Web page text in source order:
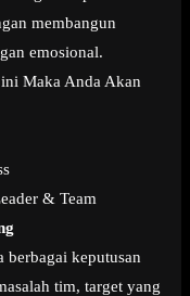
membangun
emosional.
Maka Anda Akan
& Team
berbagai keputusan
tim, target yang